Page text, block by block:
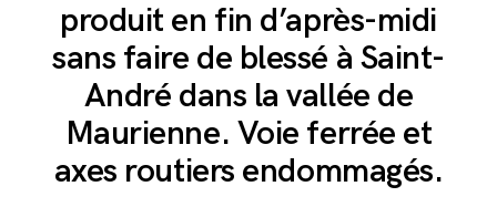
produit en fin d’après-midi
sans faire de blessé à Saint-
André dans la vallée de
Maurienne. Voie ferrée et
axes routiers endommagés.